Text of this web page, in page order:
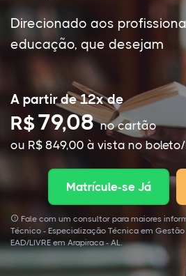
Direcionado aos
educação, que desejam
A partir de 12x de
R$79,08no cartão
ou R$ 849,00 à vista no boleto/
Matrícule-se Já
Fale com um consultor para maiores
Técnico - Especialização Técnica em
EAD/LIVRE em Arapiraca - AL.